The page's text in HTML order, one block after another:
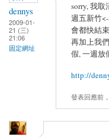
dennys
2009-01-
21 (三)
21:06
固定網址
sorry, 我
週五新竹
會都快結
再加上我
假, 一週放
http://
發表回應前